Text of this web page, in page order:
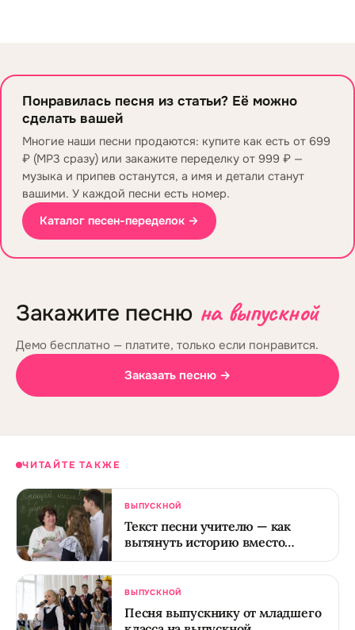
Понравилась песня из статьи? Её можно
сделать вашей
Многие наши песни продаются: купите как есть от 699
₽ (MP3 сразу) или закажите переделку от 999 ₽ —
музыка и припев останутся, а имя и детали станут
вашими. У каждой песни есть номер.
Каталог песен-переделок →
Закажите песню на выпускной
Демо бесплатно — платите, только если понравится.
Заказать песню →
ЧИТАЙТЕ ТАКЖЕ
ВЫПУСКНОЙ
Текст песни учителю — как
вытянуть историю вместо
дежурного спасибо
ВЫПУСКНОЙ
Песня выпускнику от младшего